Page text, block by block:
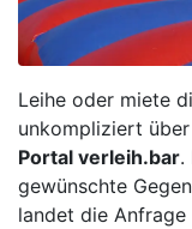
Leihe oder miete
unkompliziert
Portal verleih.bar.
gewünschte
landet die